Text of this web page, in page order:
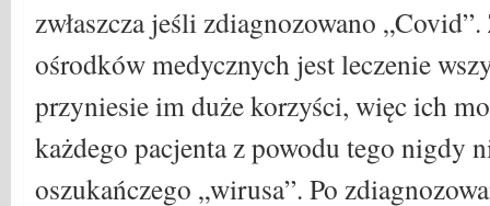
zwłaszcza jeśli zdiagnozowano
ośrodków medycznych jest leczenie
przyniesie im duże korzyści, więc ich
każdego pacjenta z powodu tego nigdy
oszukańczego „wirusa”. Po